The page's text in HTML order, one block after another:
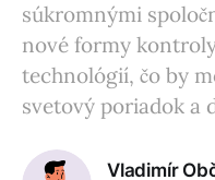
súkromnými
nové formy
technológií, čo by
svetový poriadok a
Vladimír